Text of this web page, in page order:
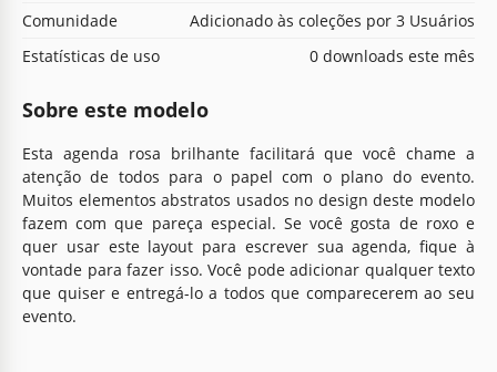
Comunidade
Adicionado às coleções por 3 Usuários
Estatísticas de uso
0 downloads este mês
Sobre este modelo
Esta agenda rosa brilhante facilitará que você chame a
atenção de todos para o papel com o plano do evento.
Muitos elementos abstratos usados no design deste modelo
fazem com que pareça especial. Se você gosta de roxo e
quer usar este layout para escrever sua agenda, fique à
vontade para fazer isso. Você pode adicionar qualquer texto
que quiser e entregá-lo a todos que comparecerem ao seu
evento.